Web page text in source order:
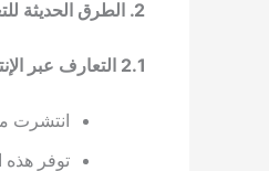
2. الطرق الحديثة للتعارف من أجل الزواج
2.1 التعارف عبر الإنترنت ومواقع الزواج
انتشرت
توفر هذه